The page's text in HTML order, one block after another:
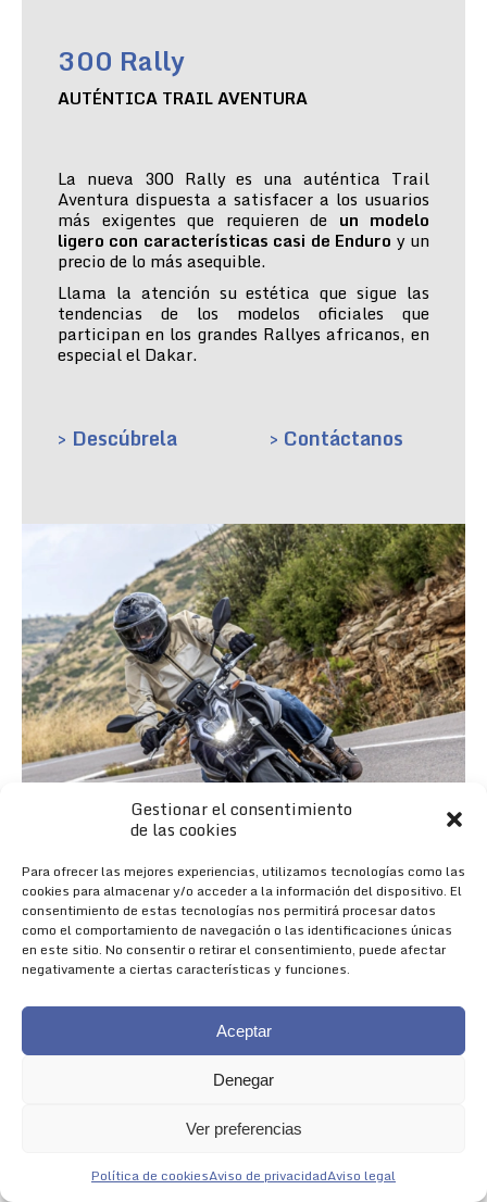
Gestionar el consentimiento
de las cookies
Para ofrecer las mejores experiencias, utilizamos tecnologías como las
cookies para almacenar y/o acceder a la información del dispositivo. El
consentimiento de estas tecnologías nos permitirá procesar datos
como el comportamiento de navegación o las identificaciones únicas
en este sitio. No consentir o retirar el consentimiento, puede afectar
negativamente a ciertas características y funciones.
Aceptar
Denegar
Ver preferencias
Política de cookiesAviso de privacidadAviso legal
300 Rally
AUTÉNTICA TRAIL AVENTURA
La nueva 300 Rally es una auténtica Trail
Aventura dispuesta a satisfacer a los usuarios
más exigentes que requieren de un modelo
ligero con características casi de Enduro y un
precio de lo más asequible.
Llama la atención su estética que sigue las
tendencias de los modelos oficiales que
participan en los grandes Rallyes africanos, en
especial el Dakar.
> Descúbrela > Contáctanos
NACIDA PARA IMPRESIONAR